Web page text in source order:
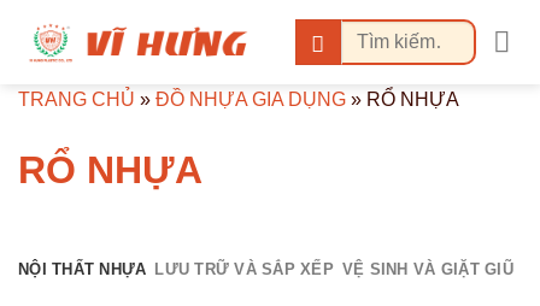
dung
Tìm
kiếm:
TRANG CHỦ » ĐỒ NHỰA GIA DỤNG » RỔ NHỰA
RỔ NHỰA
NỘI THẤT NHỰA LƯU TRỮ VÀ SẮP XẾP VỆ SINH VÀ GIẶT GIŨ